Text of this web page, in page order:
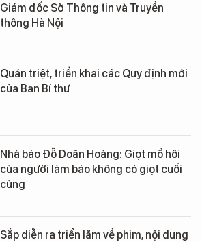
Giám đốc Sở Thông tin và Truyền
thông Hà Nội
Quán triệt, triển khai các Quy định mới
của Ban Bí thư
Nhà báo Đỗ Doãn Hoàng: Giọt mồ hôi
của người làm báo không có giọt cuối
cùng
Sắp diễn ra triển lãm về phim, nội dung